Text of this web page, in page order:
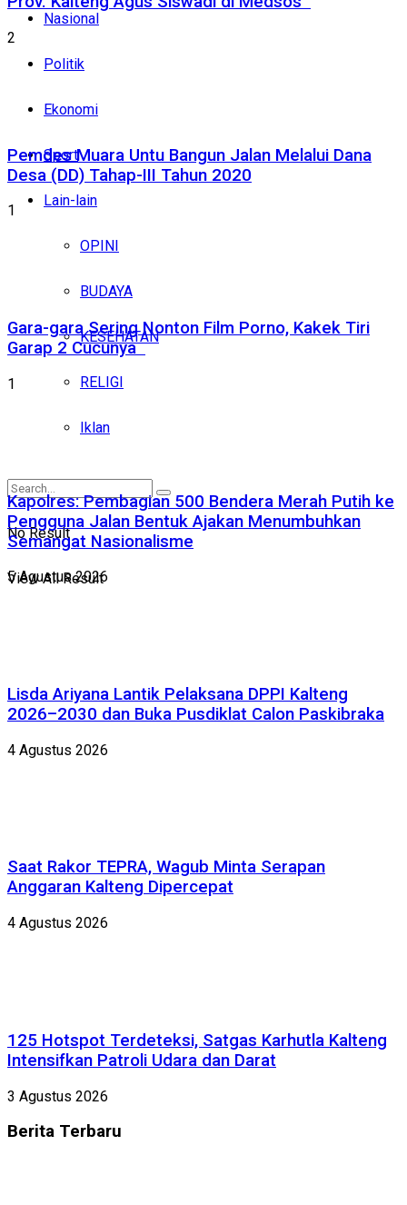
Nasional
Politik
Ekonomi
Sport
Lain-lain
OPINI
BUDAYA
KESEHATAN
RELIGI
Iklan
No Result
View All Result
2
Pemdes Muara Untu Bangun Jalan Melalui Dana
Desa (DD) Tahap-III Tahun 2020
1
Gara-gara Sering Nonton Film Porno, Kakek Tiri
Garap 2 Cucunya
1
Kapolres: Pembagian 500 Bendera Merah Putih ke
Pengguna Jalan Bentuk Ajakan Menumbuhkan
Semangat Nasionalisme
5 Agustus 2026
Lisda Ariyana Lantik Pelaksana DPPI Kalteng
2026–2030 dan Buka Pusdiklat Calon Paskibraka
4 Agustus 2026
Saat Rakor TEPRA, Wagub Minta Serapan
Anggaran Kalteng Dipercepat
4 Agustus 2026
125 Hotspot Terdeteksi, Satgas Karhutla Kalteng
Intensifkan Patroli Udara dan Darat
3 Agustus 2026
Berita Terbaru